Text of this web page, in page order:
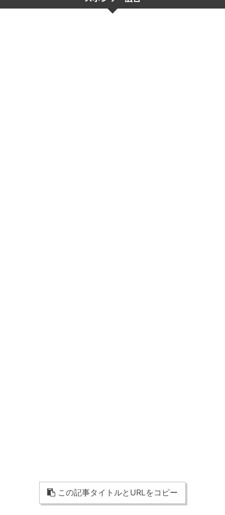
この記事タイトルとURLをコピー